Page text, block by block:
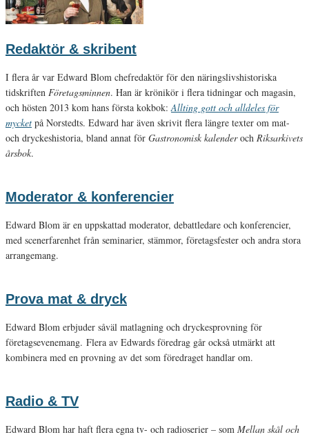
Redaktör & skribent
I flera år var Edward Blom chefredaktör för den näringslivshistoriska
tidskriften Företagsminnen. Han är krönikör i flera tidningar och magasin,
och hösten 2013 kom hans första kokbok:Allting gott och alldeles för
mycket på Norstedts. Edward har även skrivit flera längre texter om mat-
och dryckeshistoria, bland annat för Gastronomisk kalenderoch Riksarkivets
årsbok.
Moderator & konferencier
Edward Blom är en uppskattad moderator, debattledare och konferencier,
med scenerfarenhet från seminarier, stämmor, företagsfester och andra stora
arrangemang.
Prova mat & dryck
Edward Blom erbjuder såväl matlagning och dryckesprovning för
företagsevenemang. Flera av Edwards föredrag går också utmärkt att
kombinera med en provning av det som föredraget handlar om.
Radio & TV
Edward Blom har haft flera egna tv- och radioserier – som Mellan skål och